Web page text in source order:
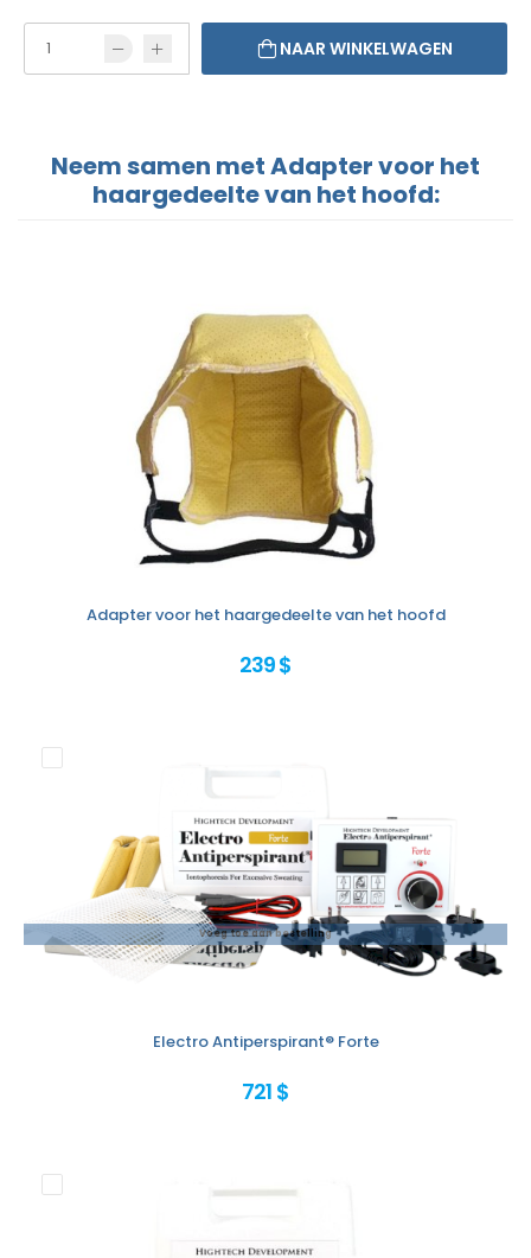
NAAR WINKELWAGEN
Neem samen met Adapter voor het
haargedeelte van het hoofd:
Adapter voor het haargedeelte van het hoofd
239 $
Voeg toe aan bestelling
Electro Antiperspirant® Forte
721 $